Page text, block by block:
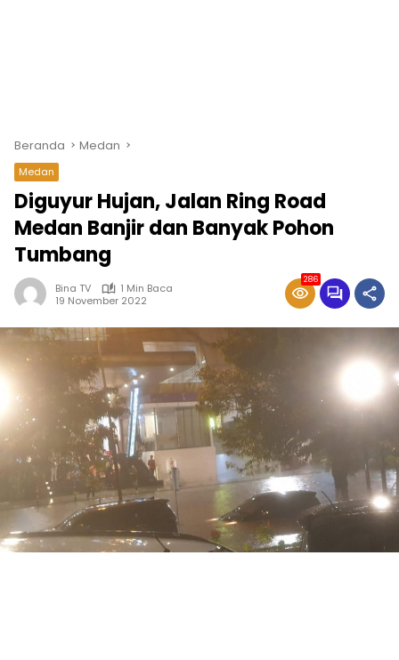
Beranda Medan
Medan
Diguyur Hujan, Jalan Ring Road
Medan Banjir dan Banyak Pohon
Tumbang
Bina TV
1 Min Baca
19 November 2022
286